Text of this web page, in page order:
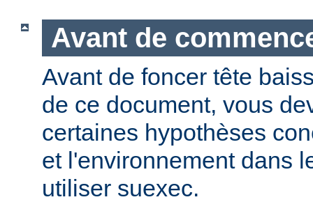
Avant de
Avant de foncer tête
de ce document, vous
certaines hypothèses
et l'environnement dans
utiliser suexec.